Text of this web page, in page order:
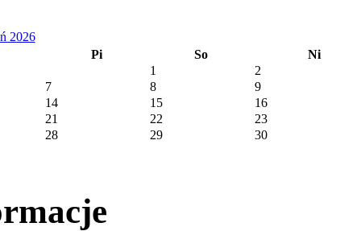
2026
Pi
So
Ni
1
2
7
8
9
14
15
16
21
22
23
28
29 30